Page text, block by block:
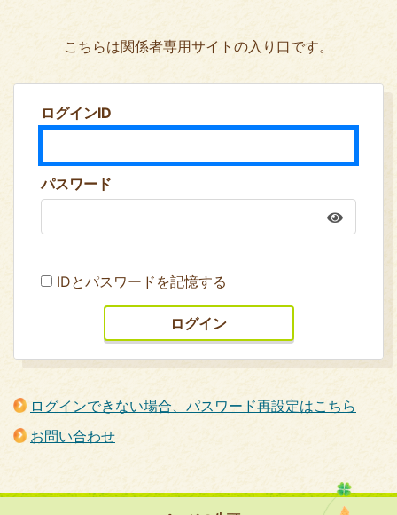
こちらは関係者専用サイトの入り口です。
ログインID
パスワード
IDとパスワードを記憶する
ログインできない場合、パスワード再設定はこちら
お問い合わせ